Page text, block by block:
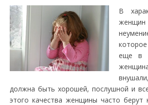
В
еще в
должна быть хорошей, послушной и
этого качества женщины часто берут